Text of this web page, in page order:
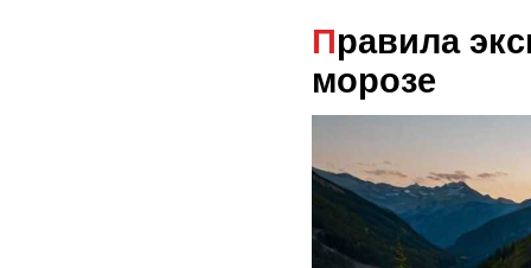
Правила эксплуатации на
морозе